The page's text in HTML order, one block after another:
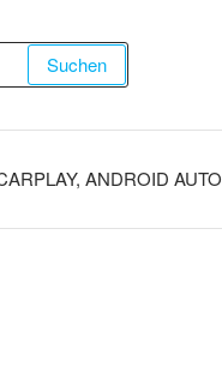
Suchen
ANDROID AUTO